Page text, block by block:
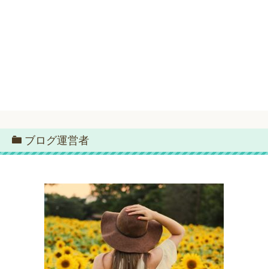
ブログ運営者